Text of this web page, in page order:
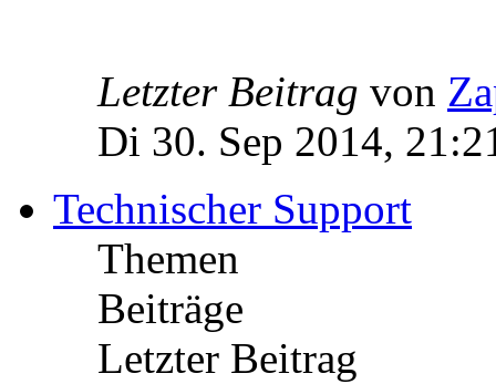
Letzter Beitrag von
Di 30. Sep 2014,
Technischer Support
Themen
Beiträge
Letzter Beitrag